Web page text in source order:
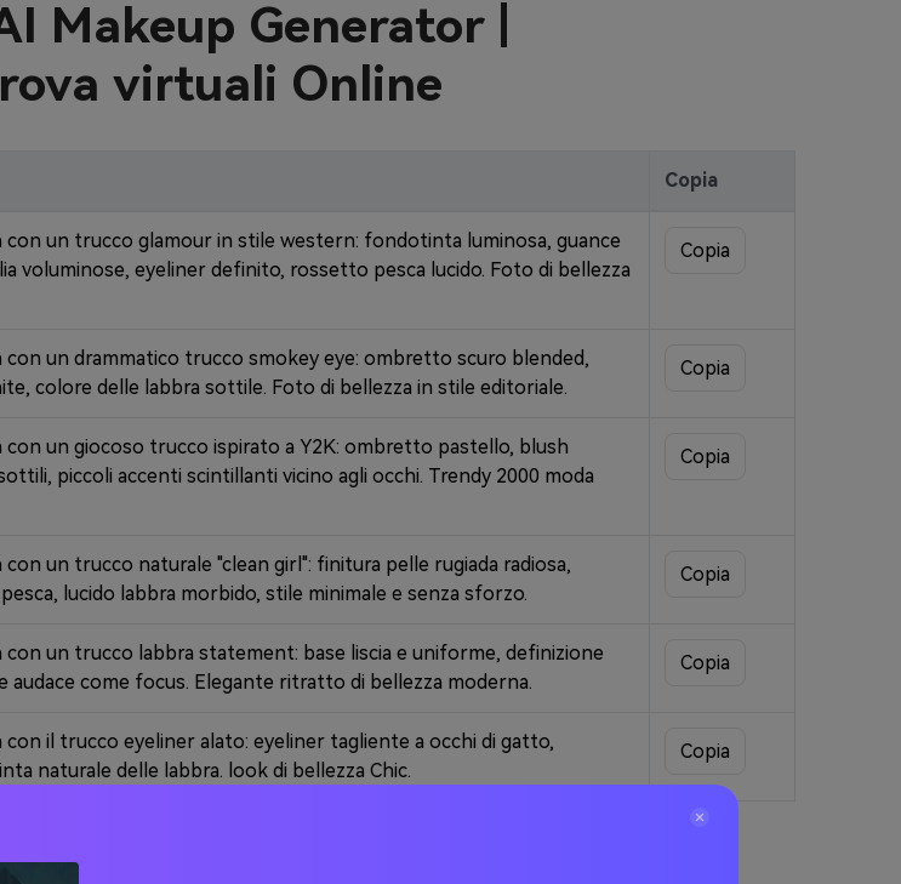
Makeup Generator |
virtuali Online
Copia
un trucco glamour in stile western: fondotinta luminosa, guance
voluminose, eyeliner definito, rossetto pesca lucido. Foto di bellezza
Copia
un drammatico trucco smokey eye: ombretto scuro blended,
colore delle labbra sottile. Foto di bellezza in stile editoriale.
Copia
un giocoso trucco ispirato a Y2K: ombretto pastello, blush
piccoli accenti scintillanti vicino agli occhi. Trendy 2000 moda
Copia
un trucco naturale "clean girl": finitura pelle rugiada radiosa,
lucido labbra morbido, stile minimale e senza sforzo.
Copia
un trucco labbra statement: base liscia e uniforme, definizione
come focus. Elegante ritratto di bellezza moderna.
Copia
il trucco eyeliner alato: eyeliner tagliente a occhi di gatto,
naturale delle labbra. look di bellezza Chic.
Copia